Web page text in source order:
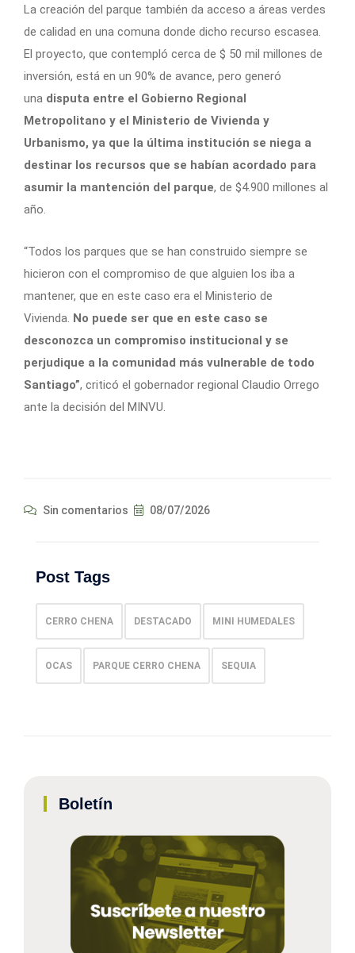
La creación del parque también da acceso a áreas verdes
de calidad en una comuna donde dicho recurso escasea.
El proyecto, que contempló cerca de $ 50 mil millones de
inversión, está en un 90% de avance, pero generó
una disputa entre el Gobierno Regional
Metropolitano y el Ministerio de Vivienda y
Urbanismo, ya que la última institución se niega a
destinar los recursos que se habían acordado para
asumir la mantención del parque, de $4.900 millones al
año.
“Todos los parques que se han construido siempre se
hicieron con el compromiso de que alguien los iba a
mantener, que en este caso era el Ministerio de
Vivienda. No puede ser que en este caso se
desconozca un compromiso institucional y se
perjudique a la comunidad más vulnerable de todo
Santiago”, criticó el gobernador regional Claudio Orrego
ante la decisión del MINVU.
Sin comentarios 08/07/2026
Post Tags
CERRO CHENA DESTACADO MINI HUMEDALES
OCAS PARQUE CERRO CHENA SEQUIA
Boletín